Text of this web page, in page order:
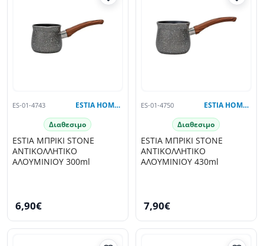
ES-01-4743 ESTIA HOME ART
Διαθεσιμο
ESTIA ΜΠΡΙΚΙ STONE
ΑΝΤΙΚΟΛΛΗΤΙΚΟ
ΑΛΟΥΜΙΝΙΟΥ 300ml
6,90€
ES-01-4750 ESTIA HOME ART
Διαθεσιμο
ESTIA ΜΠΡΙΚΙ STONE
ΑΝΤΙΚΟΛΛΗΤΙΚΟ
ΑΛΟΥΜΙΝΙΟΥ 430ml
7,90€